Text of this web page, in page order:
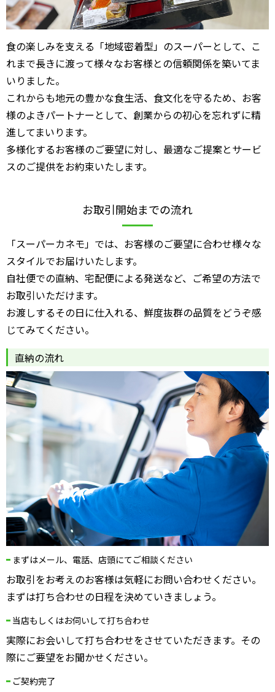
食の楽しみを支える「地域密着型」のスーパーとして、こ
れまで長きに渡って様々なお客様との信頼関係を築いてま
いりました。
これからも地元の豊かな食生活、食文化を守るため、お客
様のよきパートナーとして、創業からの初心を忘れずに精
進してまいります。
多様化するお客様のご要望に対し、最適なご提案とサービ
スのご提供をお約束いたします。
お取引開始までの流れ
「スーパーカネモ」では、お客様のご要望に合わせ様々な
スタイルでお届けいたします。
自社便での直納、宅配便による発送など、ご希望の方法で
お取引いただけます。
お渡しするその日に仕入れる、鮮度抜群の品質をどうぞ感
じてみてください。
直納の流れ
まずはメール、電話、店頭にてご相談ください
お取引をお考えのお客様は気軽にお問い合わせください。
まずは打ち合わせの日程を決めていきましょう。
当店もしくはお伺いして打ち合わせ
実際にお会いして打ち合わせをさせていただきます。その
際にご要望をお聞かせください。
ご契約完了